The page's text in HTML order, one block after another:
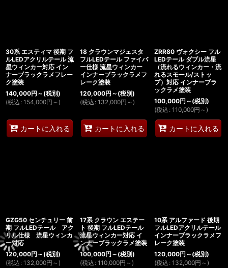
30系 エスティマ 後期 フ
ルLEDアクリルテール 流
星ウィンカー対応 イン
ナーブラックラメフレー
ク塗装
140,000円 ～ (税別)
(税込 : 154,000円 ～)
カートに入れる
18 クラウンマジェスタ
フルLEDテール ファイバ
ー仕様 流星ウィンカー
インナーブラックラメフ
レーク塗装
120,000円 ～ (税別)
(税込 : 132,000円 ～)
カートに入れる
ZRR80 ヴォクシー フル
LEDテール ダブル流星
（流れるウィンカー・流
れるスモール/ストッ
プ）対応 インナーブラ
ックラメ塗装
100,000円 ～ (税別)
(税込 : 110,000円 ～)
カートに入れる
GZG50 センチュリー 前
期 フルLEDテール アク
リル仕様 流星ウィンカ
ー対応
120,000円 ～ (税別)
(税込 : 132,000円 ～)
17系 クラウン エステー
ト 後期 フルLEDテール
流星ウィンカー対応 イ
ンナーブラックラメ塗装
100,000円 ～ (税別)
(税込 : 110,000円 ～)
10系 アルファード 後期
フルLEDアクリルテール
インナーブラックラメフ
レーク塗装
120,000円 ～ (税別)
(税込 : 132,000円 ～)